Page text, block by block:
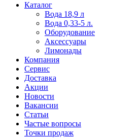
Пользователи
офіційний
сайт
через
разные
сайты.
можно
встретить
онлайн
казино
среди
обсуждаемых
тем.
Каталог
Вода 18,9 л
Вода 0,33-5 л.
Оборудование
Аксессуары
Лимонады
Компания
Сервис
Доставка
Акции
Новости
Вакансии
Статьи
Частые вопросы
Точки продаж